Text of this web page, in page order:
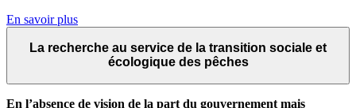
En savoir plus
La recherche au service de la transition sociale et
écologique des pêches
En l’absence de vision de la part du gouvernement mais